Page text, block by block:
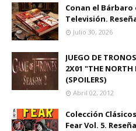
Conan el Bárbaro
Televisión.
Julio 30, 2026
JUEGO DE
2X01 "THE NORTH
(SPOILERS)
Abril 02, 2012
Colección
Fear Vol. 5. Reseña